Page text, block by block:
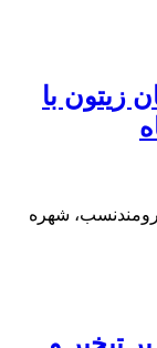
زیتون با
شهره